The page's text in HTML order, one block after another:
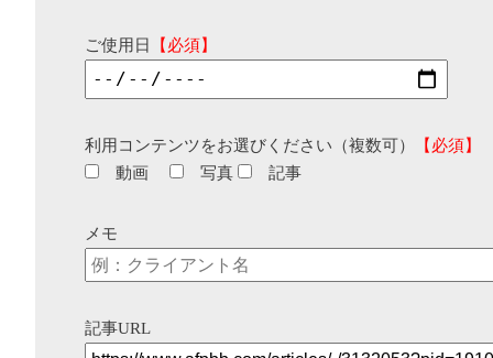
ご使用日 【必須】
利用コンテンツをお選びください（複数可）
【必須】
動画
写真 記事
メモ
記事URL